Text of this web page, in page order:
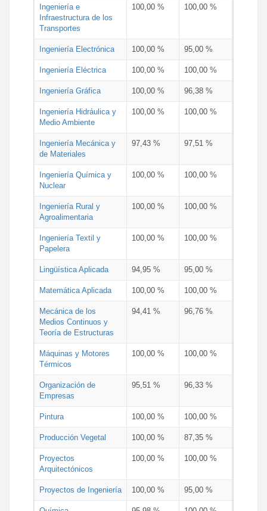
Ingeniería e
Infraestructura de los
Transportes
100,00 % 100,00 %
Ingeniería Electrónica 100,00 % 95,00 %
Ingeniería Eléctrica 100,00 % 100,00 %
Ingeniería Gráfica 100,00 % 96,38 %
Ingeniería Hidráulica y
Medio Ambiente
100,00 % 100,00 %
Ingeniería Mecánica y
de Materiales
97,43 % 97,51 %
Ingeniería Química y
Nuclear
100,00 % 100,00 %
Ingeniería Rural y
Agroalimentaria
100,00 % 100,00 %
Ingeniería Textil y
Papelera
100,00 % 100,00 %
Lingüística Aplicada 94,95 % 95,00 %
Matemática Aplicada 100,00 % 100,00 %
Mecánica de los
Medios Continuos y
Teoría de Estructuras
94,41 % 96,76 %
Máquinas y Motores
Térmicos
100,00 % 100,00 %
Organización de
Empresas
95,51 % 96,33 %
Pintura 100,00 % 100,00 %
Producción Vegetal 100,00 % 87,35 %
Proyectos
Arquitectónicos
100,00 % 100,00 %
Proyectos de Ingeniería 100,00 % 95,00 %